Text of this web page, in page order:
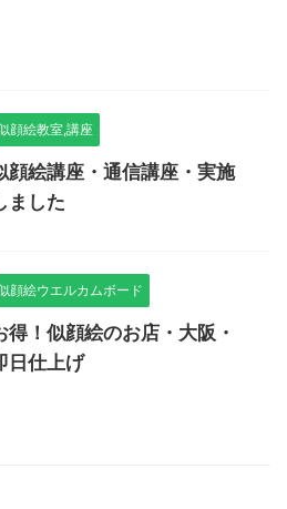
顔絵教室,講座
顔絵講座・通信講座・実施
ました
顔絵ウエルカムボード
得！似顔絵のお店・大阪・
日仕上げ